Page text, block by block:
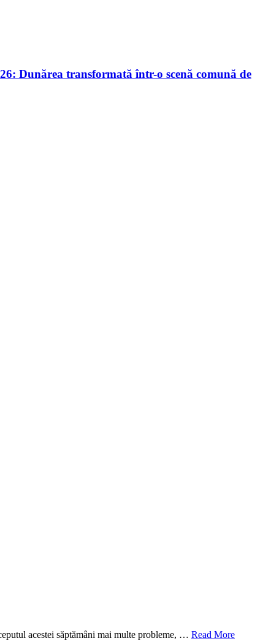
Dunărea transformată într-o scenă comună de
acestei săptămâni mai multe probleme, … Read More